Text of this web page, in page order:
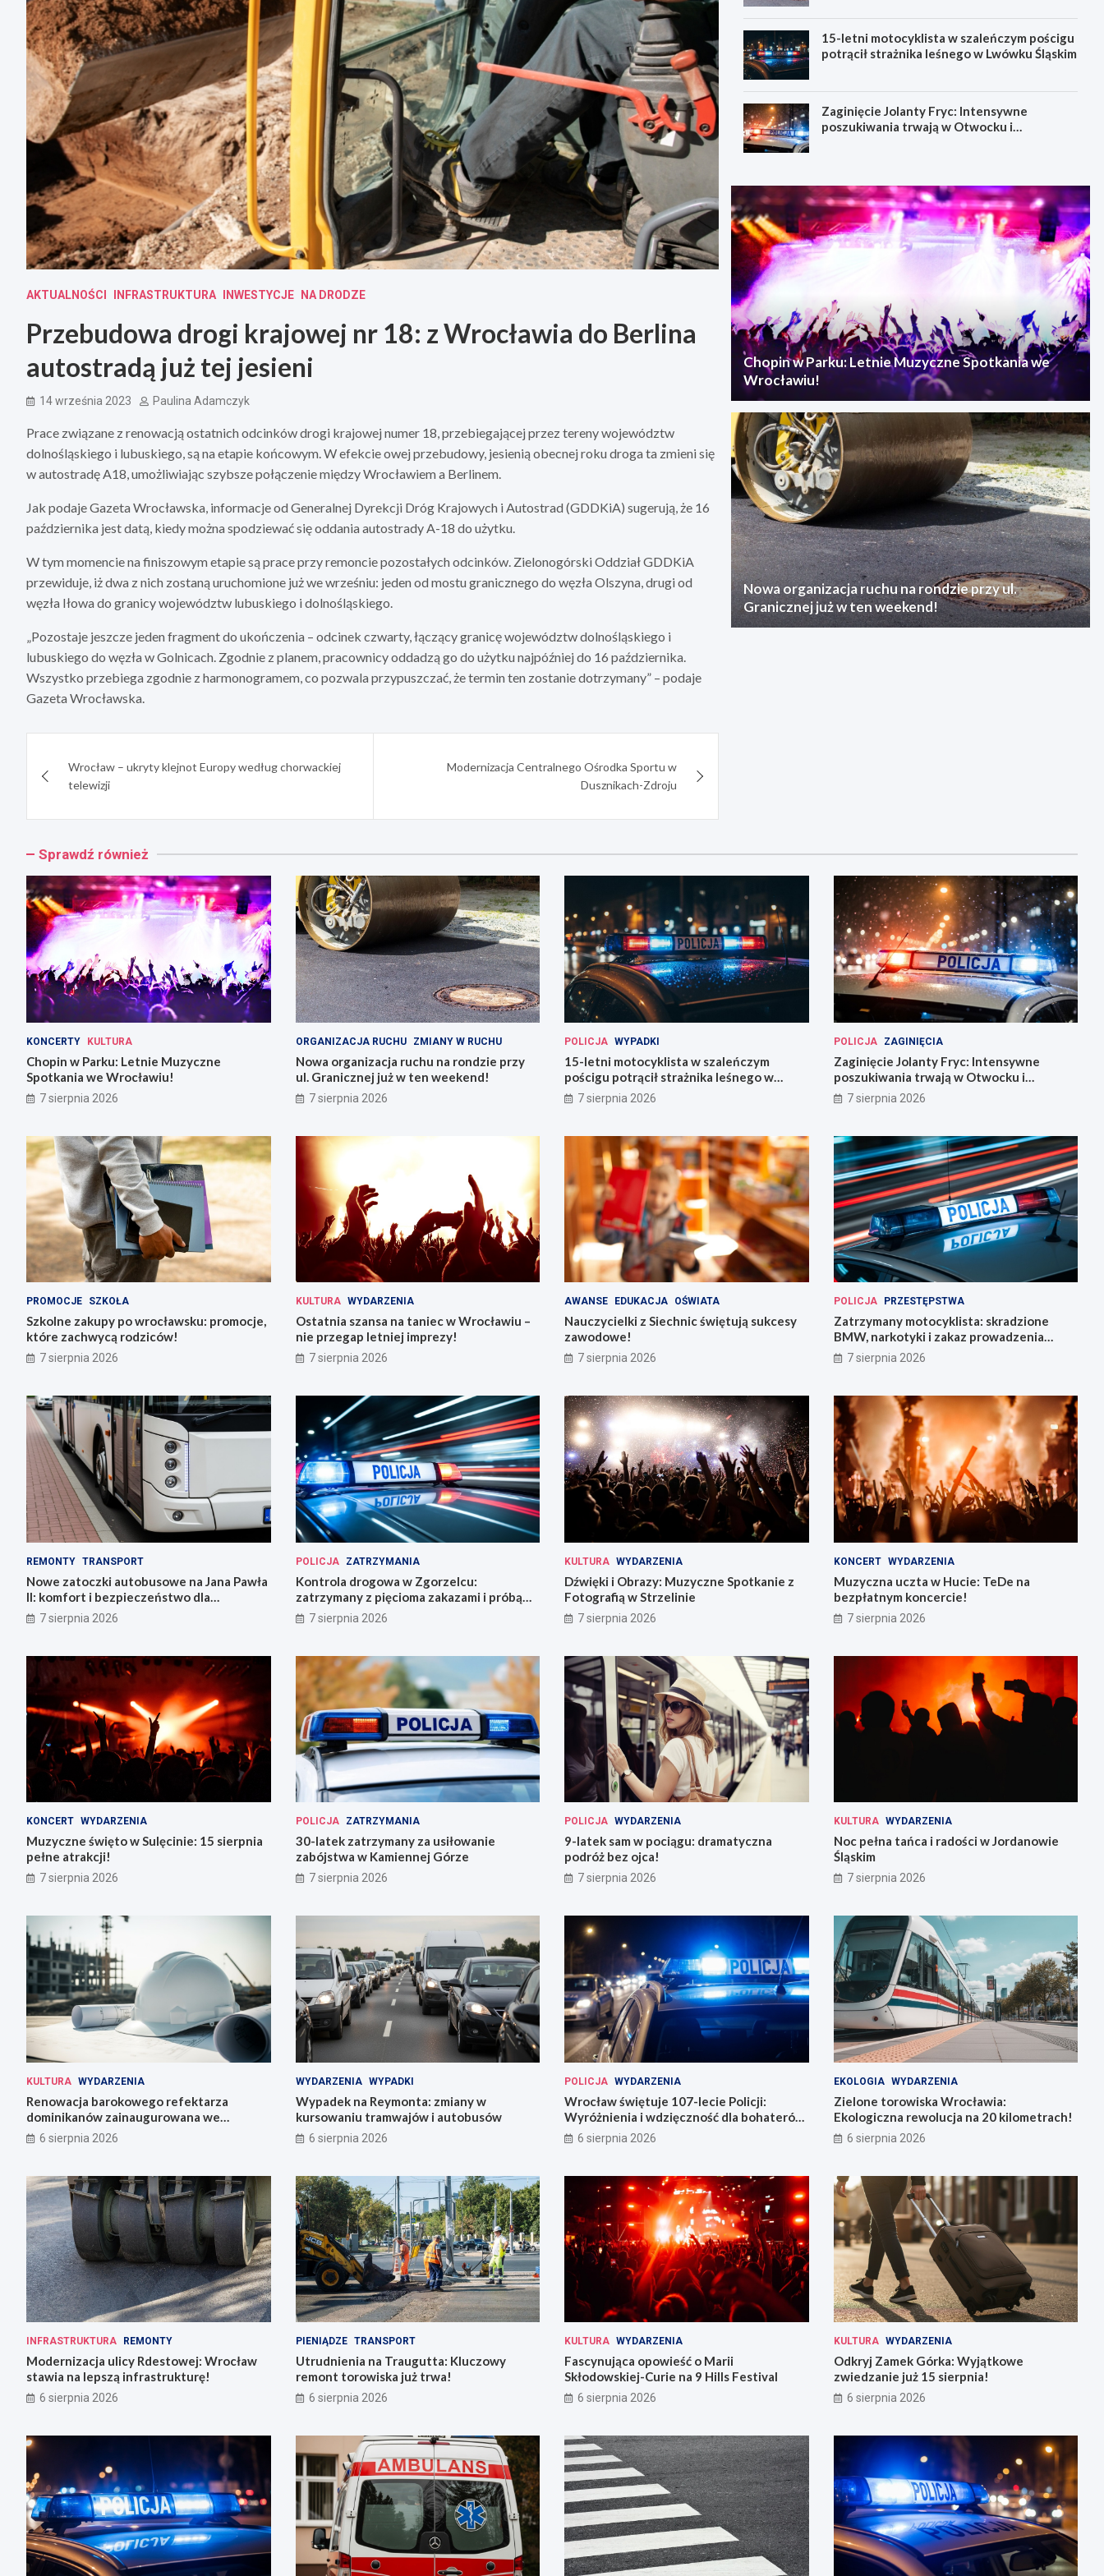
AKTUALNOŚCI INFRASTRUKTURA INWESTYCJE NA DRODZE
Przebudowa drogi krajowej nr 18: z Wrocławia do Berlina
autostradą już tej jesieni
14 września 2023 Paulina Adamczyk
Prace związane z renowacją ostatnich odcinków drogi krajowej numer 18, przebiegającej przez tereny województw
dolnośląskiego i lubuskiego, są na etapie końcowym. W efekcie owej przebudowy, jesienią obecnej roku droga ta zmieni się
w autostradę A18, umożliwiając szybsze połączenie między Wrocławiem a Berlinem.
Jak podaje Gazeta Wrocławska, informacje od Generalnej Dyrekcji Dróg Krajowych i Autostrad (GDDKiA) sugerują, że 16
października jest datą, kiedy można spodziewać się oddania autostrady A-18 do użytku.
W tym momencie na finiszowym etapie są prace przy remoncie pozostałych odcinków. Zielonogórski Oddział GDDKiA
przewiduje, iż dwa z nich zostaną uruchomione już we wrześniu: jeden od mostu granicznego do węzła Olszyna, drugi od
węzła Iłowa do granicy województw lubuskiego i dolnośląskiego.
„Pozostaje jeszcze jeden fragment do ukończenia – odcinek czwarty, łączący granicę województw dolnośląskiego i
lubuskiego do węzła w Golnicach. Zgodnie z planem, pracownicy oddadzą go do użytku najpóźniej do 16 października.
Wszystko przebiega zgodnie z harmonogramem, co pozwala przypuszczać, że termin ten zostanie dotrzymany” – podaje
Gazeta Wrocławska.
wpisuWrocław – ukryty klejnot Europy według chorwackiej
telewizji
Modernizacja Centralnego Ośrodka Sportu w
Dusznikach-Zdroju
15-letni motocyklista w szaleńczym pościgu
potrącił strażnika leśnego w Lwówku Śląskim
Zaginięcie Jolanty Fryc: Intensywne
poszukiwania trwają w Otwocku i
Chopin w Parku: Letnie Muzyczne Spotkania we
Wrocławiu!
Nowa organizacja ruchu na rondzie przy ul.
Granicznej już w ten weekend!
Sprawdź również
KONCERTY KULTURA
Chopin w Parku: Letnie Muzyczne
Spotkania we Wrocławiu!
7 sierpnia 2026
ORGANIZACJA RUCHU ZMIANY W RUCHU
Nowa organizacja ruchu na rondzie przy
ul. Granicznej już w ten weekend!
7 sierpnia 2026
POLICJA WYPADKI
15-letni motocyklista w szaleńczym
pościgu potrącił strażnika leśnego w
Lwówku Śląskim
7 sierpnia 2026
POLICJA ZAGINIĘCIA
Zaginięcie Jolanty Fryc: Intensywne
poszukiwania trwają w Otwocku i
Wrocławiu
7 sierpnia 2026
PROMOCJE SZKOŁA
Szkolne zakupy po wrocławsku: promocje,
które zachwycą rodziców!
7 sierpnia 2026
KULTURA WYDARZENIA
Ostatnia szansa na taniec w Wrocławiu –
nie przegap letniej imprezy!
7 sierpnia 2026
AWANSE EDUKACJA OŚWIATA
Nauczycielki z Siechnic świętują sukcesy
zawodowe!
7 sierpnia 2026
POLICJA PRZESTĘPSTWA
Zatrzymany motocyklista: skradzione
BMW, narkotyki i zakaz prowadzenia
pojazdów
7 sierpnia 2026
REMONTY TRANSPORT
Nowe zatoczki autobusowe na Jana Pawła
II: komfort i bezpieczeństwo dla
mieszkańców!
7 sierpnia 2026
POLICJA ZATRZYMANIA
Kontrola drogowa w Zgorzelcu:
zatrzymany z pięcioma zakazami i próbą
ucieczki
7 sierpnia 2026
KULTURA WYDARZENIA
Dźwięki i Obrazy: Muzyczne Spotkanie z
Fotografią w Strzelinie
7 sierpnia 2026
KONCERT WYDARZENIA
Muzyczna uczta w Hucie: TeDe na
bezpłatnym koncercie!
7 sierpnia 2026
KONCERT WYDARZENIA
Muzyczne święto w Sulęcinie: 15 sierpnia
pełne atrakcji!
7 sierpnia 2026
POLICJA ZATRZYMANIA
30-latek zatrzymany za usiłowanie
zabójstwa w Kamiennej Górze
7 sierpnia 2026
POLICJA WYDARZENIA
9-latek sam w pociągu: dramatyczna
podróż bez ojca!
7 sierpnia 2026
KULTURA WYDARZENIA
Noc pełna tańca i radości w Jordanowie
Śląskim
7 sierpnia 2026
KULTURA WYDARZENIA
Renowacja barokowego refektarza
dominikanów zainaugurowana we
Wrocławiu
6 sierpnia 2026
WYDARZENIA WYPADKI
Wypadek na Reymonta: zmiany w
kursowaniu tramwajów i autobusów
6 sierpnia 2026
POLICJA WYDARZENIA
Wrocław świętuje 107-lecie Policji:
Wyróżnienia i wdzięczność dla bohaterów
codzienności
6 sierpnia 2026
EKOLOGIA WYDARZENIA
Zielone torowiska Wrocławia:
Ekologiczna rewolucja na 20 kilometrach!
6 sierpnia 2026
INFRASTRUKTURA REMONTY
Modernizacja ulicy Rdestowej: Wrocław
stawia na lepszą infrastrukturę!
6 sierpnia 2026
PIENIĄDZE TRANSPORT
Utrudnienia na Traugutta: Kluczowy
remont torowiska już trwa!
6 sierpnia 2026
KULTURA WYDARZENIA
Fascynująca opowieść o Marii
Skłodowskiej-Curie na 9 Hills Festival
6 sierpnia 2026
KULTURA WYDARZENIA
Odkryj Zamek Górka: Wyjątkowe
zwiedzanie już 15 sierpnia!
6 sierpnia 2026